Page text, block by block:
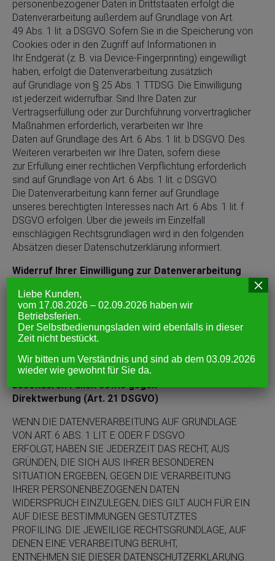
personenbezogener Daten in Drittstaaten erfolgt die
Datenverarbeitung außerdem auf Grundlage von Art.
49 Abs. 1 lit. a DSGVO. Sofern Sie in die Speicherung von
Cookies oder in den Zugriff auf Informationen in
Ihr Endgerät (z. B. via Device-Fingerprinting) eingewilligt
haben, erfolgt die Datenverarbeitung zusätzlich
auf Grundlage von § 25 Abs. 1 TTDSG. Die Einwilligung
ist jederzeit widerrufbar. Sind Ihre Daten zur
Vertragserfüllung oder zur Durchführung vorvertraglicher
Maßnahmen erforderlich, verarbeiten wir Ihre
Daten auf Grundlage des Art. 6 Abs. 1 lit. b DSGVO. Des
Weiteren verarbeiten wir Ihre Daten, sofern diese
zur Erfüllung einer rechtlichen Verpflichtung erforderlich
sind auf Grundlage von Art. 6 Abs. 1 lit. c DSGVO.
Die Datenverarbeitung kann ferner auf Grundlage
unseres berechtigten Interesses nach Art. 6 Abs. 1 lit. f
DSGVO erfolgen. Über die jeweils im Einzelfall
einschlägigen Rechtsgrundlagen wird in den folgenden
Absätzen dieser Datenschutzerklärung informiert.
Widerruf Ihrer Einwilligung zur Datenverarbeitung
Viele Datenverarbeitungsvorgänge sind nur mit Ihrer
ausdrücklichen Einwilligung möglich. Sie können eine
bereits erteilte Einwilligung jederzeit widerrufen. Die
Rechtmäßigkeit der bis zum Widerruf erfolgten
Widerspruchsrecht gegen die Datenerhebung in
besonderen Fällen sowie gegen
Direktwerbung (Art. 21 DSGVO)
WENN DIE DATENVERARBEITUNG AUF GRUNDLAGE
VON ART. 6 ABS. 1 LIT. E ODER F DSGVO
ERFOLGT, HABEN SIE JEDERZEIT DAS RECHT, AUS
GRÜNDEN, DIE SICH AUS IHRER BESONDEREN
SITUATION ERGEBEN, GEGEN DIE VERARBEITUNG
IHRER PERSONENBEZOGENEN DATEN
WIDERSPRUCH EINZULEGEN; DIES GILT AUCH FÜR EIN
AUF DIESE BESTIMMUNGEN GESTÜTZTES
PROFILING. DIE JEWEILIGE RECHTSGRUNDLAGE, AUF
DENEN EINE VERARBEITUNG BERUHT,
ENTNEHMEN SIE DIESER DATENSCHUTZERKLÄRUNG.
Liebe Kunden,
vom 17.08.2026 – 02.09.2026 haben wir
Betriebsferien.
Der Selbstbedienungsladen wird ebenfalls in dieser
Zeit nicht bestückt.
Wir bitten um Verständnis und sind ab dem 03.09.2026
wieder wie gewohnt für Sie da.
×